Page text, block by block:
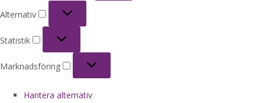
Alternativ
Statistik
Marknadsföring
Hantera alternativ